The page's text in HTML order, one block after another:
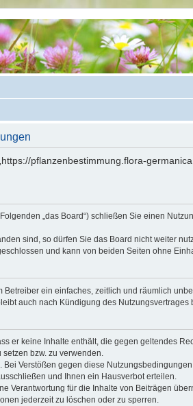
pflanzenbestimmung.flora-
„das Board“) schließen Sie einen
sind, so dürfen Sie das Board nicht weiter
und kann von beiden Seiten ohne
ein einfaches, zeitlich und räumlich
auch nach Kündigung des Nutzungsvertrages
er keine Inhalte enthält, die gegen geltendes
setzen bzw. zu verwenden.
Bei Verstößen gegen diese
und Ihnen ein Hausverbot erteilen.
Verantwortung für die Inhalte von Beiträgen
jederzeit zu löschen oder zu sperren.